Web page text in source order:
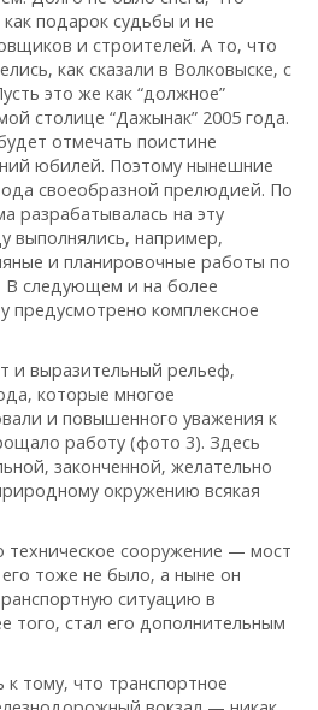
подарок судьбы и не
и строителей. А то‚ что
как сказали в Волковыске‚ с
это же как “должное”
столице “Дажынак” 2005 года.
отмечать поистине
юбилей. Поэтому нынешние
своеобразной прелюдией. По
разрабатывалась на эту
выполнялись, например,
и планировочные работы по
В следующем и на более
предусмотрено комплексное
и выразительный рельеф‚
которые многое
и повышенного уважения к
работу (фото 3). Здесь
законченной‚ желательно
окружению всякая
техническое сооружение — мост
тоже не было‚ а ныне он
ситуацию в
того‚ стал его дополнительным
тому‚ что транспортное